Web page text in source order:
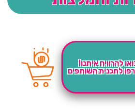
להרוויח איתנו!
לתכנית השותפים